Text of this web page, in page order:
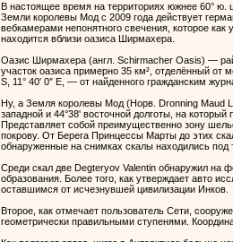
В настоящее время на территориях южнее 60° ю.
Земли королевы Мод с 2009 года действует
вебкамерами непонятного свечения, которое
находится вблизи оазиса Ширмахера.
Оазис Ширмахера (англ. Schirmacher Oasis) —
участок оазиса примерно 35 км², отделённый
S, 11° 40′ 0″ E, — от найденного гражданским
Ну, а Земля королевы Мод (Норв. Dronning Maud
западной и 44°38' восточной долготы, на
Представляет собой преимущественно зону
покрову. От Берега Принцессы Марты до этих
обнаруженные на снимках скалы находились
Среди скал две Degteryov Valentin обнаружил на
образования. Более того, как утверждает авто
оставшимся от исчезнувшей цивилизации Инков.
Второе, как отмечает пользователь Сети,
геометрически правильными ступенями.